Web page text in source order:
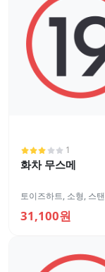
1
화차 무스메
토이즈하트, 소형, 스
31,100원